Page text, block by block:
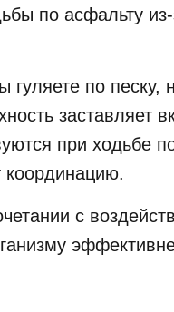
по асфальту
по песку,
при ходьбе
координацию.
с